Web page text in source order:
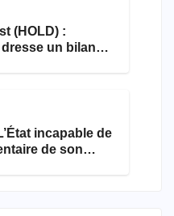
(HOLD) :
dresse un bilan
incapable de
de son